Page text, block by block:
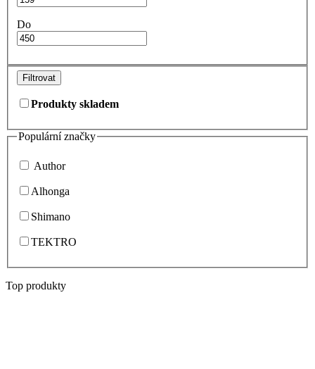
Do
Filtrovat
Produkty skladem
Populární značky
Author
Alhonga
Shimano
TEKTRO
Top produkty